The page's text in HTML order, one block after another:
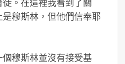
。在這裡我看到了關
穆斯林，但他們信奉耶
穆斯林並沒有接受基